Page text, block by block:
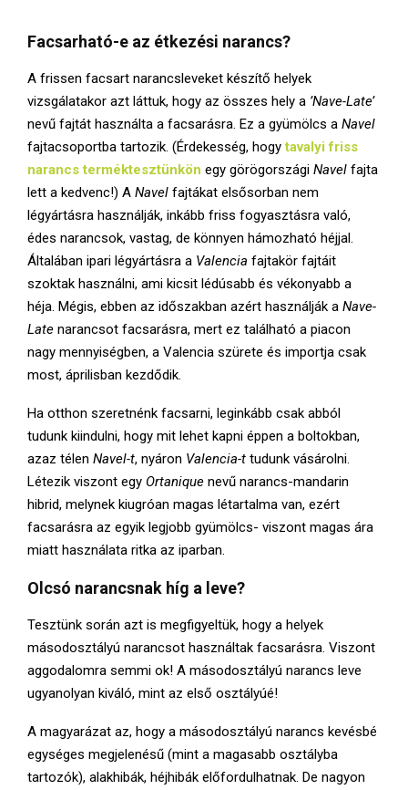
Facsarható-e az étkezési narancs?
A frissen facsart narancsleveket készítő helyek
vizsgálatakor azt láttuk, hogy az összes hely a ’Nave-Late’
nevű fajtát használta a facsarásra. Ez a gyümölcs a Navel
fajtacsoportba tartozik. (Érdekesség, hogy tavalyi friss
narancs terméktesztünkön egy görögországi Navel fajta
lett a kedvenc!) A Navel fajtákat elsősorban nem
légyártásra használják, inkább friss fogyasztásra való,
édes narancsok, vastag, de könnyen hámozható héjjal.
Általában ipari légyártásra a Valencia fajtakör fajtáit
szoktak használni, ami kicsit lédúsabb és vékonyabb a
héja. Mégis, ebben az időszakban azért használják a Nave-
Late narancsot facsarásra, mert ez található a piacon
nagy mennyiségben, a Valencia szürete és importja csak
most, áprilisban kezdődik.
Ha otthon szeretnénk facsarni, leginkább csak abból
tudunk kiindulni, hogy mit lehet kapni éppen a boltokban,
azaz télen Navel-t, nyáron Valencia-t tudunk vásárolni.
Létezik viszont egy Ortanique nevű narancs-mandarin
hibrid, melynek kiugróan magas létartalma van, ezért
facsarásra az egyik legjobb gyümölcs- viszont magas ára
miatt használata ritka az iparban.
Olcsó narancsnak híg a leve?
Tesztünk során azt is megfigyeltük, hogy a helyek
másodosztályú narancsot használtak facsarásra. Viszont
aggodalomra semmi ok! A másodosztályú narancs leve
ugyanolyan kiváló, mint az első osztályúé!
A magyarázat az, hogy a másodosztályú narancs kevésbé
egységes megjelenésű (mint a magasabb osztályba
tartozók), alakhibák, héjhibák előfordulhatnak. De nagyon